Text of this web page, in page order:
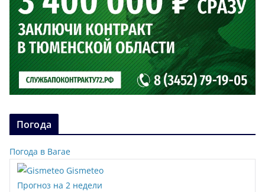
Погода
Погода в Вагае
Gismeteo
Прогноз на 2 недели